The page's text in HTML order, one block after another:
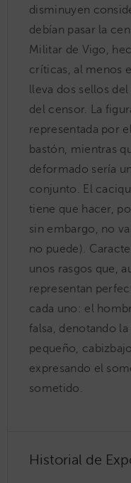
disminuyen
debían pasar la
Militar de Vigo,
críticas, al menos
lleva dos sellos
del censor. La
representada por
bastón, mientras
deformado sería
conjunto. El
tiene que hacer,
sin embargo, no
no puede).
unos rasgos que,
representan
cada uno: el
falsa, denotando
pequeño,
expresando el
sometido.
Historial de